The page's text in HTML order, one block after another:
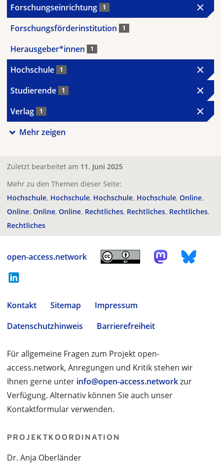
Forschungseinrichtung 1
Forschungsförderinstitution 1
Herausgeber*innen 1
Hochschule 1
Studierende 1
Verlag 1
Mehr zeigen
Zuletzt bearbeitet am 11. Juni 2025
Mehr zu den Themen dieser Seite:
Hochschule Hochschule Hochschule Hochschule Online
Online Online Online Rechtliches Rechtliches Rechtliches
Rechtliches
open-access.network
Kontakt Sitemap
Impressum
Datenschutzhinweis
Barrierefreiheit
Für allgemeine Fragen zum Projekt open-
access.network, Anregungen und Kritik stehen wir
Ihnen gerne unter info@open-access.networkzur
Verfügung. Alternativ können Sie auch unser
Kontaktformular verwenden.
PROJEKTKOORDINATION
Dr. Anja Oberländer